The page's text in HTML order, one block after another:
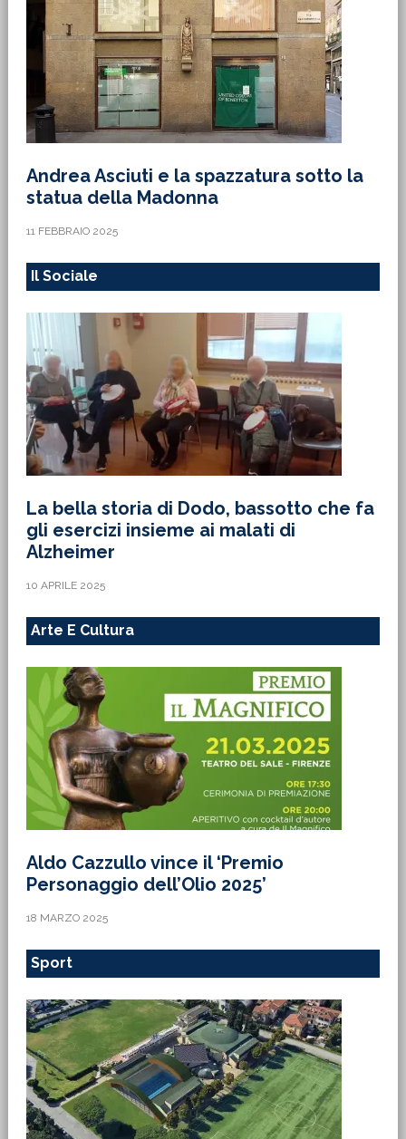
Andrea Asciuti e la spazzatura sotto la
statua della Madonna
11 FEBBRAIO 2025
Il Sociale
La bella storia di Dodo, bassotto che fa
gli esercizi insieme ai malati di
Alzheimer
10 APRILE 2025
Arte E Cultura
Aldo Cazzullo vince il ‘Premio
Personaggio dell’Olio 2025’
18 MARZO 2025
Sport